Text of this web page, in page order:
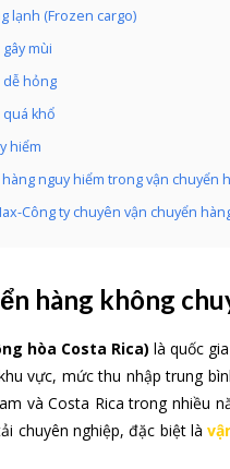
lạnh (Frozen cargo)
mùi
dễ hỏng
quá khổ
hiểm
nguy hiểm trong vận chuyển
Công ty chuyên vận chuyển
hàng không
hòa Costa Rica) là quốc
vực, mức thu nhập trung
và Costa Rica trong nhiều
chuyên nghiệp, đặc biệt là